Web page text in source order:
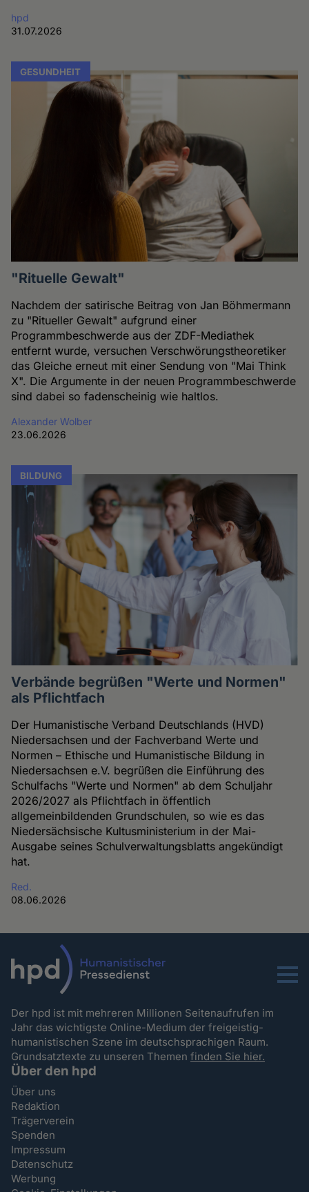
hpd
31.07.2026
GESUNDHEIT
"Rituelle Gewalt"
Nachdem der satirische Beitrag von Jan Böhmermann
zu "Ritueller Gewalt" aufgrund einer
Programmbeschwerde aus der ZDF-Mediathek
entfernt wurde, versuchen Verschwörungstheoretiker
das Gleiche erneut mit einer Sendung von "Mai Think
X". Die Argumente in der neuen Programmbeschwerde
sind dabei so fadenscheinig wie haltlos.
Alexander Wolber
23.06.2026
BILDUNG
Verbände begrüßen "Werte und Normen"
als Pflichtfach
Der Humanistische Verband Deutschlands (HVD)
Niedersachsen und der Fachverband Werte und
Normen – Ethische und Humanistische Bildung in
Niedersachsen e.V. begrüßen die Einführung des
Schulfachs "Werte und Normen" ab dem Schuljahr
2026/2027 als Pflichtfach in öffentlich
allgemeinbildenden Grundschulen, so wie es das
Niedersächsische Kultusministerium in der Mai-
Ausgabe seines Schulverwaltungsblatts angekündigt
hat.
Red.
08.06.2026
Menu
Der hpd ist mit mehreren Millionen Seitenaufrufen im
Jahr das wichtigste Online-Medium der freigeistig-
humanistischen Szene im deutschsprachigen Raum.
Grundsatztexte zu unseren Themenfinden Sie hier.
Über den hpd
Über uns
Redaktion
Trägerverein
Spenden
Impressum
Datenschutz
Werbung